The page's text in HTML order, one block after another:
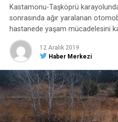
ETIKETLER DEAŞ TUTUKLAMA
SONRAKI HABER
Emniyetin mahrem imamına 9
ÖNCEKI HABER
Himmet ve evlilik şartıyla
Kastamonu-Taşköprü
sonrasında ağır yaralanan
hastanede yaşam mücadelesini
12 Aralık 2019
Haber Merkezi